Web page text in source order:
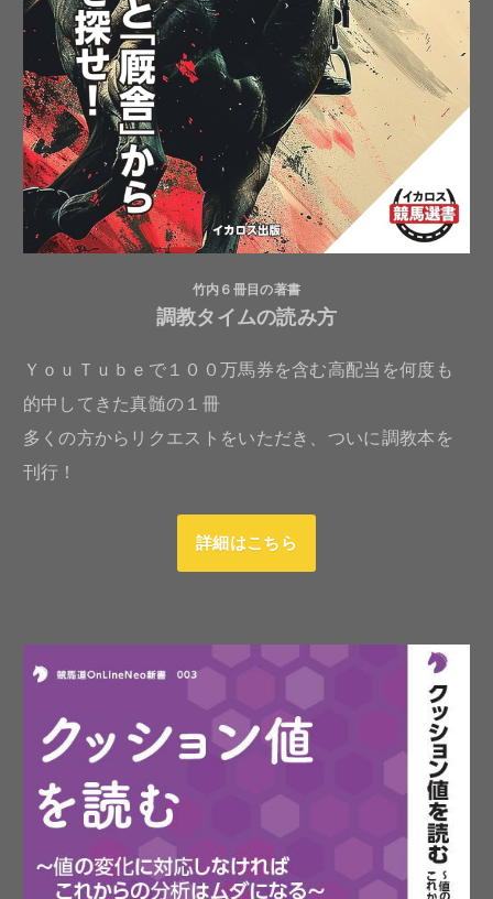
竹内６冊目の著書
調教タイムの読み方
ＹｏｕＴｕｂｅで１００万馬券を含む高配当を何度も
的中してきた真髄の１冊
多くの方からリクエストをいただき、ついに調教本を
刊行！
詳細はこちら